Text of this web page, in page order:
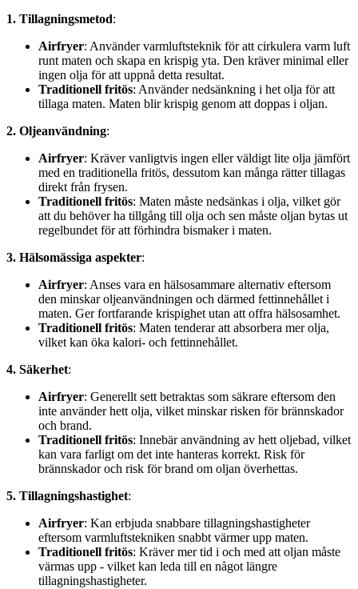
1. Tillagningsmetod:
Airfryer: Använder varmluftsteknik för att cirkulera varm luft
runt maten och skapa en krispig yta. Den kräver minimal eller
ingen olja för att uppnå detta resultat.
Traditionell fritös: Använder nedsänkning i het olja för att
tillaga maten. Maten blir krispig genom att doppas i oljan.
2. Oljeanvändning:
Airfryer: Kräver vanligtvis ingen eller väldigt lite olja jämfört
med en traditionella fritös, dessutom kan många rätter tillagas
direkt från frysen.
Traditionell fritös: Maten måste nedsänkas i olja, vilket gör
att du behöver ha tillgång till olja och sen måste oljan bytas ut
regelbundet för att förhindra bismaker i maten.
3. Hälsomässiga aspekter:
Airfryer: Anses vara en hälsosammare alternativ eftersom
den minskar oljeanvändningen och därmed fettinnehållet i
maten. Ger fortfarande krispighet utan att offra hälsosamhet.
Traditionell fritös: Maten tenderar att absorbera mer olja,
vilket kan öka kalori- och fettinnehållet.
4. Säkerhet:
Airfryer: Generellt sett betraktas som säkrare eftersom den
inte använder hett olja, vilket minskar risken för brännskador
och brand.
Traditionell fritös: Innebär användning av hett oljebad, vilket
kan vara farligt om det inte hanteras korrekt. Risk för
brännskador och risk för brand om oljan överhettas.
5. Tillagningshastighet:
Airfryer: Kan erbjuda snabbare tillagningshastigheter
eftersom varmluftstekniken snabbt värmer upp maten.
Traditionell fritös: Kräver mer tid i och med att oljan måste
värmas upp - vilket kan leda till en något längre
tillagningshastigheter.